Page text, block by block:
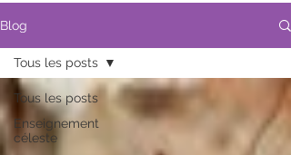
Blog
Tous les posts
Enseignement
céleste
Tous les posts